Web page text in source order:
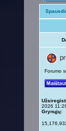
Forumo
2026
Grynųjų: